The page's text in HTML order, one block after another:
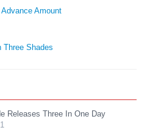
Amount
Three Shades
Releases Three In One Day